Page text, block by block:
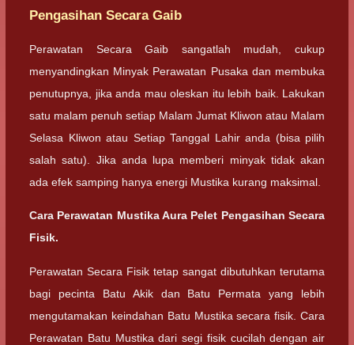
Pengasihan Secara Gaib
Perawatan Secara Gaib sangatlah mudah, cukup
menyandingkan Minyak Perawatan Pusaka dan membuka
penutupnya, jika anda mau oleskan itu lebih baik. Lakukan
satu malam penuh setiap Malam Jumat Kliwon atau Malam
Selasa Kliwon atau Setiap Tanggal Lahir anda (bisa pilih
salah satu). Jika anda lupa memberi minyak tidak akan
ada efek samping hanya energi Mustika kurang maksimal.
Cara Perawatan Mustika Aura Pelet Pengasihan Secara
Fisik.
Perawatan Secara Fisik tetap sangat dibutuhkan terutama
bagi pecinta Batu Akik dan Batu Permata yang lebih
mengutamakan keindahan Batu Mustika secara fisik. Cara
Perawatan Batu Mustika dari segi fisik cucilah dengan air